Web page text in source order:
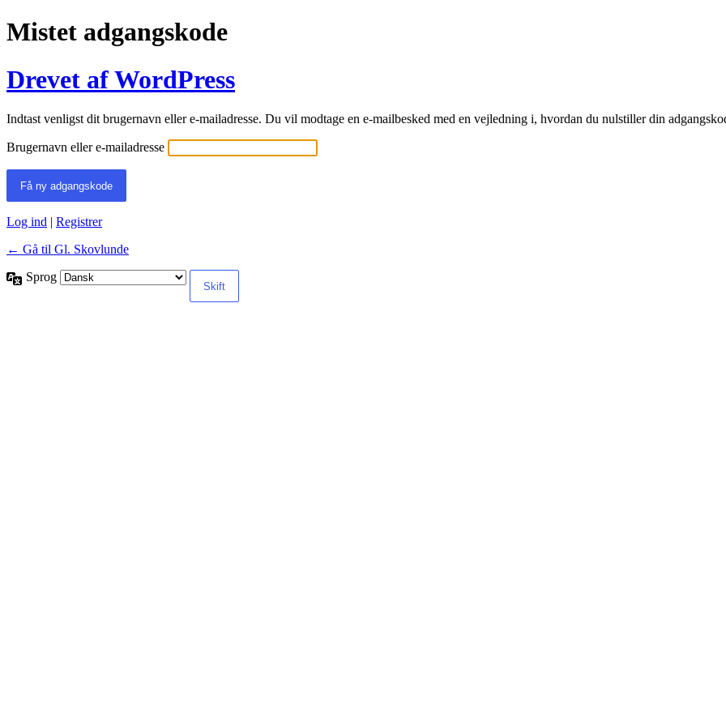
Mistet adgangskode
Drevet af WordPress
Indtast venligst dit brugernavn eller e-mailadresse. Du vil modtage en e-mailbesked med en vejledning i, hvordan du nulstiller din
Brugernavn eller e-mailadresse
Log ind | Registrer
← Gå til Gl. Skovlunde
Sprog